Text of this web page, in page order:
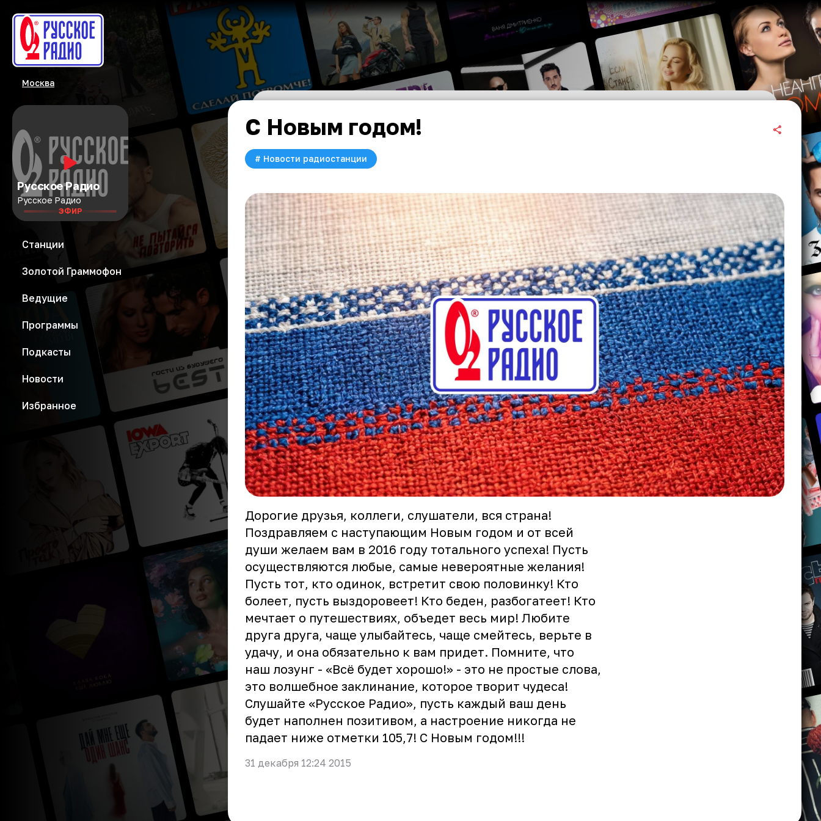
Москва
Русское Радио
Русское Радио
ЭФИР
Станции
Золотой Граммофон
Ведущие
Программы
Подкасты
Новости
Избранное
С Новым годом!
# Новости радиостанции
Дорогие друзья, коллеги, слушатели, вся страна!
Поздравляем с наступающим Новым годом и от всей
души желаем вам в 2016 году тотального успеха! Пусть
осуществляются любые, самые невероятные желания!
Пусть тот, кто одинок, встретит свою половинку! Кто
болеет, пусть выздоровеет! Кто беден, разбогатеет! Кто
мечтает о путешествиях, объедет весь мир! Любите
друга друга, чаще улыбайтесь, чаще смейтесь, верьте в
удачу, и она обязательно к вам придет. Помните, что
наш лозунг - «Всё будет хорошо!» - это не простые слова,
это волшебное заклинание, которое творит чудеса!
Слушайте «Русское Радио», пусть каждый ваш день
будет наполнен позитивом, а настроение никогда не
падает ниже отметки 105,7! С Новым годом!!!
31 декабря 12:24 2015